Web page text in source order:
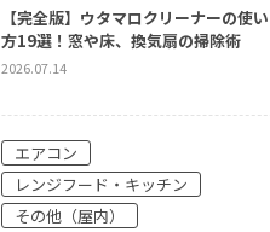
レンジフード・キッチン
浴室
水まわりのコーティングで掃除をラク
に！おすすめのコーティング剤5選を
ご紹介
2024.10.09
【完全版】ウタマロクリーナーの使い
方19選！窓や床、換気扇の掃除術
2026.07.14
エアコン
レンジフード・キッチン
その他（屋内）